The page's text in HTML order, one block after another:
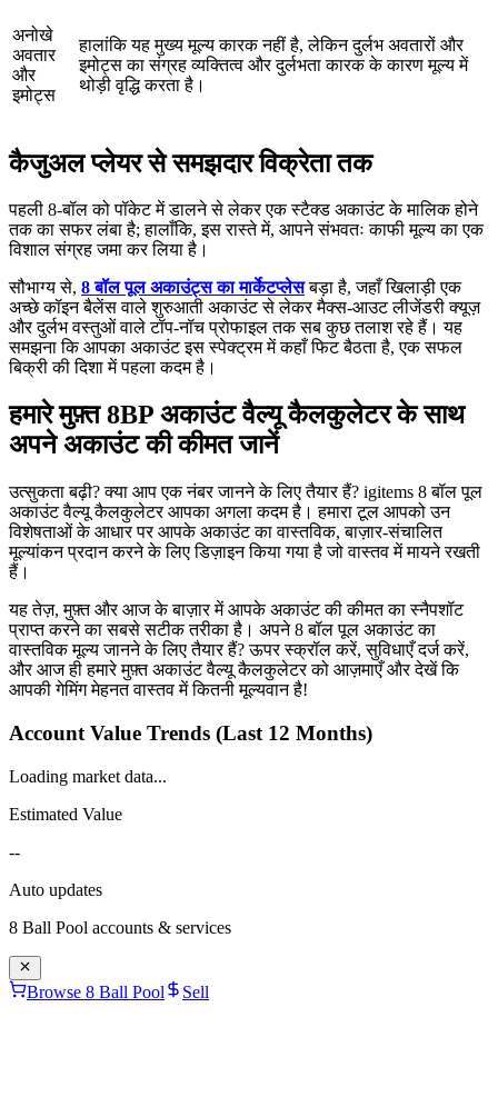
अनोखे
अवतार
और
इमोट्स
हालांकि यह मुख्य मूल्य कारक नहीं है, लेकिन दुर्लभ अवतारों और
इमोट्स का संग्रह व्यक्तित्व और दुर्लभता कारक के कारण मूल्य में
थोड़ी वृद्धि करता है।
कैजुअल प्लेयर से समझदार विक्रेता तक
पहली 8-बॉल को पॉकेट में डालने से लेकर एक स्टैक्ड अकाउंट के मालिक होने
तक का सफर लंबा है; हालाँकि, इस रास्ते में, आपने संभवतः काफी मूल्य का एक
विशाल संग्रह जमा कर लिया है।
सौभाग्य से, 8 बॉल पूल अकाउंट्स का मार्केटप्लेसबड़ा है, जहाँ खिलाड़ी एक
अच्छे कॉइन बैलेंस वाले शुरुआती अकाउंट से लेकर मैक्स-आउट लीजेंडरी क्यूज़
और दुर्लभ वस्तुओं वाले टॉप-नॉच प्रोफाइल तक सब कुछ तलाश रहे हैं। यह
समझना कि आपका अकाउंट इस स्पेक्ट्रम में कहाँ फिट बैठता है, एक सफल
बिक्री की दिशा में पहला कदम है।
हमारे मुफ़्त 8BP अकाउंट वैल्यू कैलकुलेटर के साथ
अपने अकाउंट की कीमत जानें
उत्सुकता बढ़ी? क्या आप एक नंबर जानने के लिए तैयार हैं? igitems 8 बॉल पूल
अकाउंट वैल्यू कैलकुलेटर आपका अगला कदम है। हमारा टूल आपको उन
विशेषताओं के आधार पर आपके अकाउंट का वास्तविक, बाज़ार-संचालित
मूल्यांकन प्रदान करने के लिए डिज़ाइन किया गया है जो वास्तव में मायने रखती
हैं।
यह तेज़, मुफ़्त और आज के बाज़ार में आपके अकाउंट की कीमत का स्नैपशॉट
प्राप्त करने का सबसे सटीक तरीका है। अपने 8 बॉल पूल अकाउंट का
वास्तविक मूल्य जानने के लिए तैयार हैं? ऊपर स्क्रॉल करें, सुविधाएँ दर्ज करें,
और आज ही हमारे मुफ़्त अकाउंट वैल्यू कैलकुलेटर को आज़माएँ और देखें कि
आपकी गेमिंग मेहनत वास्तव में कितनी मूल्यवान है!
Account Value Trends (Last 12 Months)
Loading market data...
Estimated Value
--
Auto updates
8 Ball Pool accounts & services
Browse 8 Ball Pool Sell